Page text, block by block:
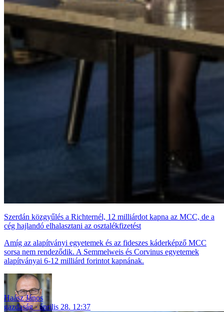
Szerdán közgyűlés a Richternél, 12 milliárdot kapna az MCC, de a
cég hajlandó elhalasztani az osztalékfizetést
Amíg az alapítványi egyetemek és az fideszes káderképző MCC
sorsa nem rendeződik. A Semmelweis és Corvinus egyetemek
alapítványai 6-12 milliárd forintot kapnának.
Haász János
gazdaság
április 28. 12:37